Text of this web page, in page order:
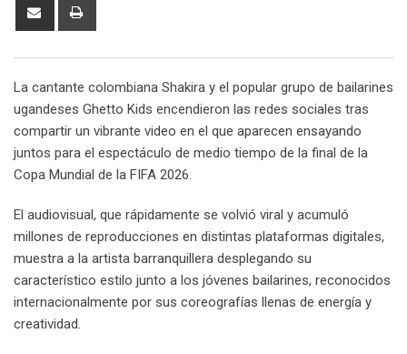
Share
La cantante colombiana Shakira y el popular grupo de bailarines
ugandeses Ghetto Kids encendieron las redes sociales tras
compartir un vibrante video en el que aparecen ensayando
juntos para el espectáculo de medio tiempo de la final de la
Copa Mundial de la FIFA 2026.
El audiovisual, que rápidamente se volvió viral y acumuló
millones de reproducciones en distintas plataformas digitales,
muestra a la artista barranquillera desplegando su
característico estilo junto a los jóvenes bailarines, reconocidos
internacionalmente por sus coreografías llenas de energía y
creatividad.